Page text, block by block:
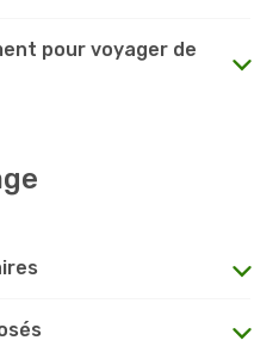
pour voyager de